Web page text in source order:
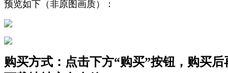
预览如下（非原图画质）：
购买方式：点击下方“购买”按钮，购买